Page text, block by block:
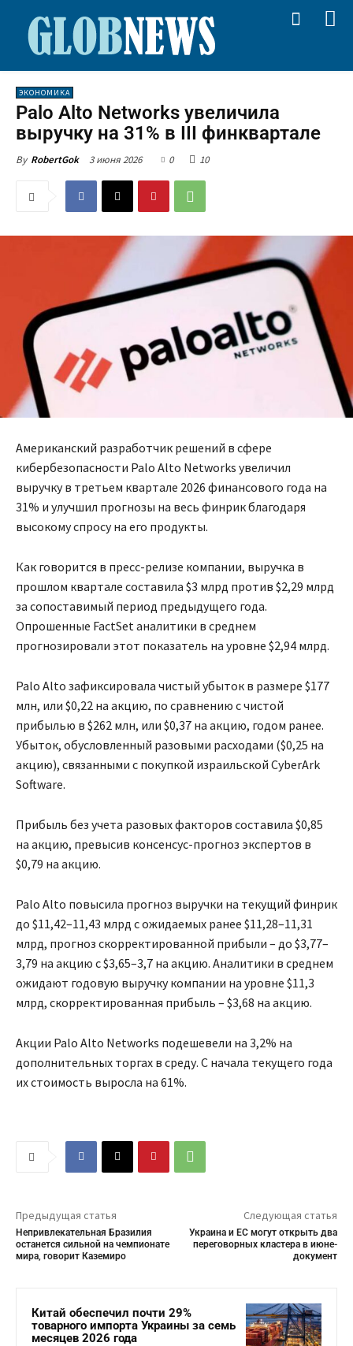
ЭКОНОМИКА
Palo Alto Networks увеличила
выручку на 31% в III финквартале
By RobertGok 3 июня 2026 0 10
Американский разработчик решений в сфере
кибербезопасности Palo Alto Networks увеличил
выручку в третьем квартале 2026 финансового года на
31% и улучшил прогнозы на весь финрик благодаря
высокому спросу на его продукты.
Как говорится в пресс-релизе компании, выручка в
прошлом квартале составила $3 млрд против $2,29 млрд
за сопоставимый период предыдущего года.
Опрошенные FactSet аналитики в среднем
прогнозировали этот показатель на уровне $2,94 млрд.
Palo Alto зафиксировала чистый убыток в размере $177
млн, или $0,22 на акцию, по сравнению с чистой
прибылью в $262 млн, или $0,37 на акцию, годом ранее.
Убыток, обусловленный разовыми расходами ($0,25 на
акцию), связанными с покупкой израильской CyberArk
Software.
Прибыль без учета разовых факторов составила $0,85
на акцию, превысив консенсус-прогноз экспертов в
$0,79 на акцию.
Palo Alto повысила прогноз выручки на текущий финрик
до $11,42–11,43 млрд с ожидаемых ранее $11,28–11,31
млрд, прогноз скорректированной прибыли – до $3,77–
3,79 на акцию с $3,65–3,7 на акцию. Аналитики в среднем
ожидают годовую выручку компании на уровне $11,3
млрд, скорректированная прибыль – $3,68 на акцию.
Акции Palo Alto Networks подешевели на 3,2% на
дополнительных торгах в среду. С начала текущего года
их стоимость выросла на 61%.
Предыдущая статья
Непривлекательная Бразилия
останется сильной на чемпионате
мира, говорит Каземиро
Следующая статья
Украина и ЕС могут открыть два
переговорных кластера в июне-
документ
Китай обеспечил почти 29%
товарного импорта Украины за семь
месяцев 2026 года